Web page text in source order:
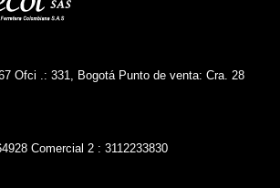
Ofci .: 331, Bogotá Punto de venta: Cra. 28
Comercial 2 : 3112233830